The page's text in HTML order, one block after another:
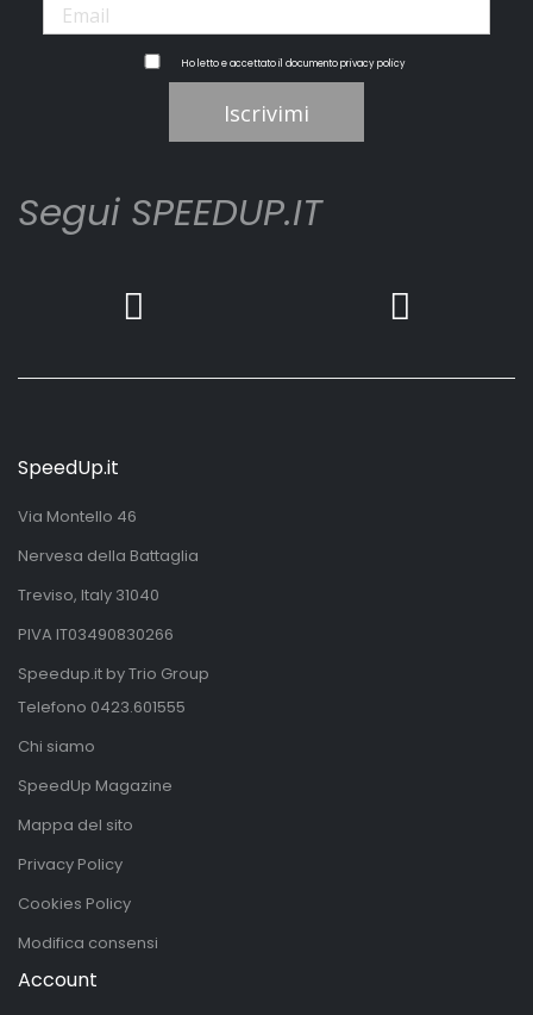
Ho letto e accettato il documentoprivacy policy
Iscrivimi
Segui SPEEDUP.IT
SpeedUp.it
Via Montello 46
Nervesa della Battaglia
Treviso, Italy 31040
PIVA IT03490830266
Speedup.it by Trio Group
Telefono 0423.601555
Chi siamo
SpeedUp Magazine
Mappa del sito
Privacy Policy
Cookies Policy
Modifica consensi
Account